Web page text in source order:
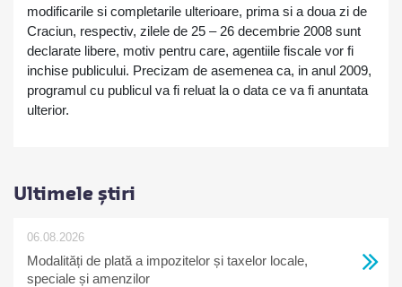
modificarile si completarile ulterioare, prima si a doua zi de
Craciun, respectiv, zilele de 25 – 26 decembrie 2008 sunt
declarate libere, motiv pentru care, agentiile fiscale vor fi
inchise publicului. Precizam de asemenea ca, in anul 2009,
programul cu publicul va fi reluat la o data ce va fi anuntata
ulterior.
Ultimele știri
06.08.2026
Modalități de plată a impozitelor și taxelor locale,
speciale și amenzilor